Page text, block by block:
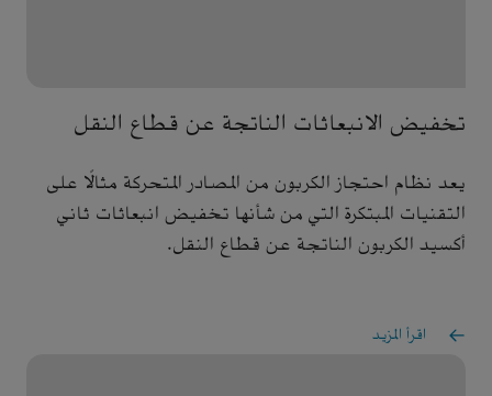
تخفيض الانبعاثات الناتجة عن قطاع النقل
يعد نظام احتجاز الكربون من المصادر المتحركة مثالًا على
التقنيات المبتكرة التي من شأنها تخفيض انبعاثات ثاني
أكسيد الكربون الناتجة عن قطاع النقل.
اقرأ المزيد